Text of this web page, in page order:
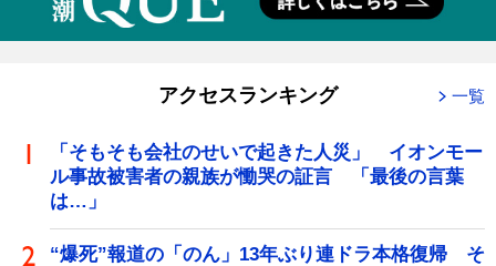
アクセスランキング 一覧
「そもそも会社のせいで起きた人災」 イオンモー
ル事故被害者の親族が慟哭の証言 「最後の言葉
は…」
“爆死”報道の「のん」13年ぶり連ドラ本格復帰 そ